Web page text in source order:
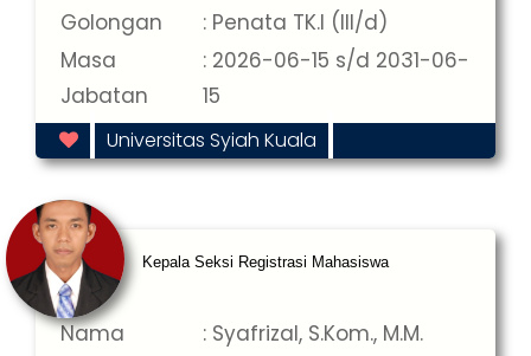
Golongan
: Penata TK.I (III/d)
Masa
Jabatan
: 2026-06-15 s/d 2031-06-
15
Universitas Syiah Kuala
Kepala Seksi Registrasi Mahasiswa
Nama
: Syafrizal, S.Kom., M.M.